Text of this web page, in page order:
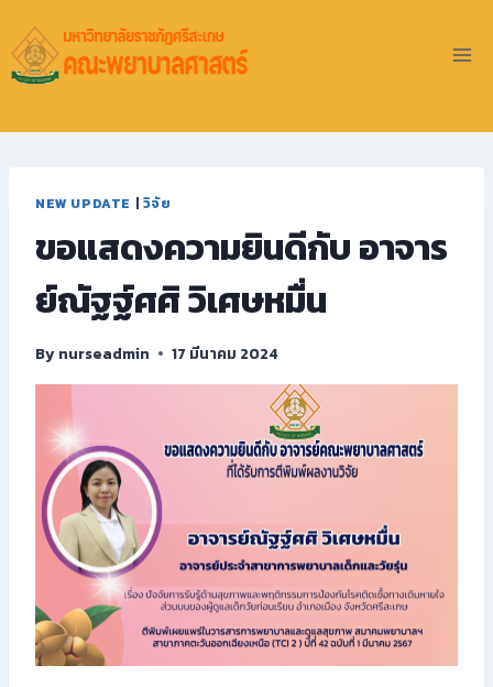
NEW UPDATE | วิจัย
ขอแสดงความยินดีกับ อาจาร
ย์ณัฐฐ์ศศิ วิเศษหมื่น
By nurseadmin 17 มีนาคม 2024